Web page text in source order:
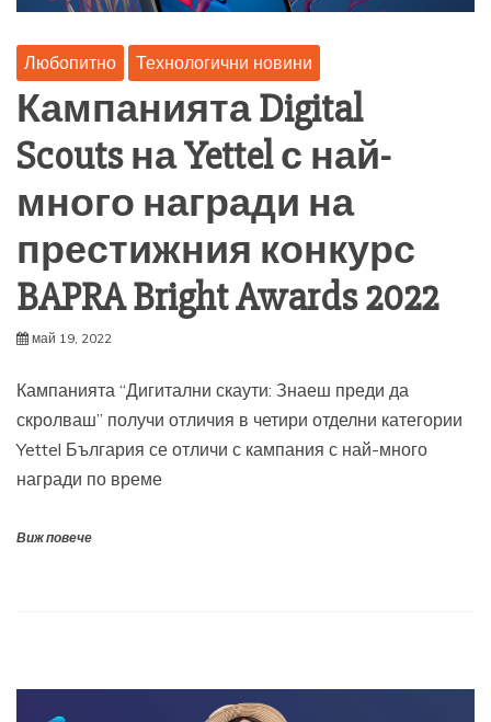
Любопитно Технологични новини
Кампанията Digital
Scouts на Yettel с най-
много награди на
престижния конкурс
BAPRA Bright Awards 2022
май 19, 2022
Кампанията “Дигитални скаути: Знаеш преди да
скролваш” получи отличия в четири отделни категории
Yettel България се отличи с кампания с най-много
награди по време
Виж повече